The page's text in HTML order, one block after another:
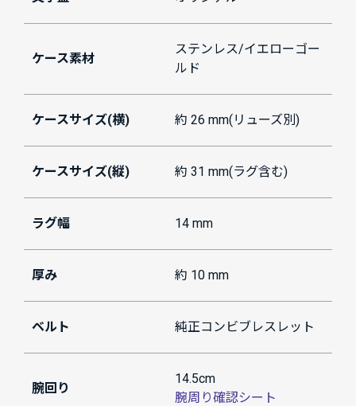
ケース素材
ステンレス/イエローゴー
ルド
ケースサイズ(横) 約 26 mm(リューズ別)
ケースサイズ(縦) 約 31 mm(ラグ含む)
ラグ幅 14 mm
厚み 約 10 mm
ベルト 純正コンビブレスレット
腕回り
14.5cm
腕周り確認シート